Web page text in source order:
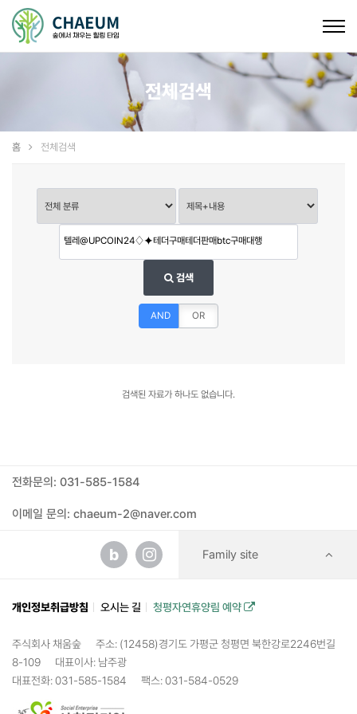
전체검색
홈 전체검색
검색
AND OR
검색된 자료가 하나도 없습니다.
전화문의: 031-585-1584
이메일 문의: chaeum-2@naver.com
b Family site
개인정보취급방침 오시는 길 청평자연휴양림 예약
주식회사 채움숲
주소: (12458)경기도 가평군 청평면 북한강로2246번길
8-109
대표이사: 남주광
대표전화: 031-585-1584
팩스: 031-584-0529